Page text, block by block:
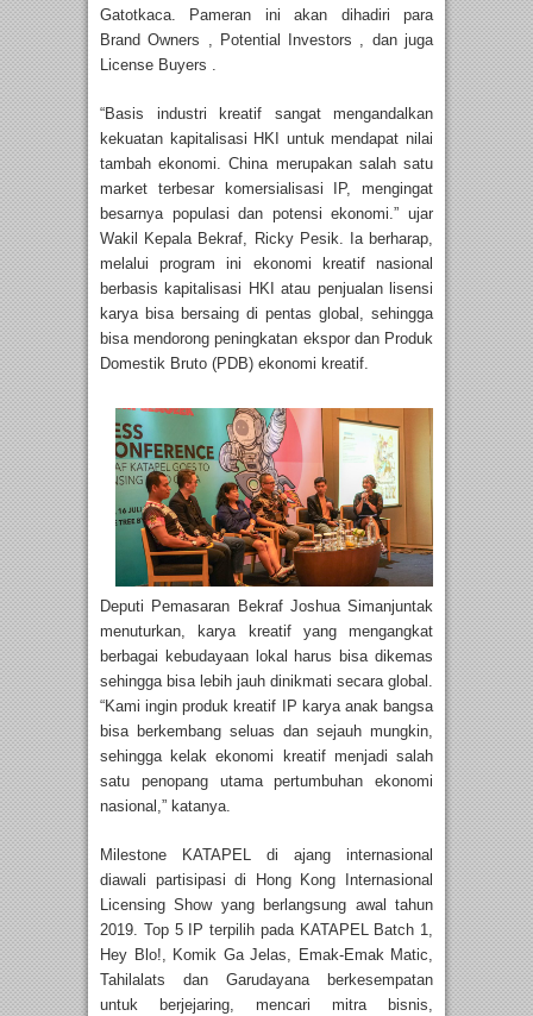
Gatotkaca. Pameran ini akan dihadiri para
Brand Owners , Potential Investors , dan juga
License Buyers .
“Basis industri kreatif sangat mengandalkan
kekuatan kapitalisasi HKI untuk mendapat nilai
tambah ekonomi. China merupakan salah satu
market terbesar komersialisasi IP, mengingat
besarnya populasi dan potensi ekonomi.” ujar
Wakil Kepala Bekraf, Ricky Pesik. Ia berharap,
melalui program ini ekonomi kreatif nasional
berbasis kapitalisasi HKI atau penjualan lisensi
karya bisa bersaing di pentas global, sehingga
bisa mendorong peningkatan ekspor dan Produk
Domestik Bruto (PDB) ekonomi kreatif.
Deputi Pemasaran Bekraf Joshua Simanjuntak
menuturkan, karya kreatif yang mengangkat
berbagai kebudayaan lokal harus bisa dikemas
sehingga bisa lebih jauh dinikmati secara global.
“Kami ingin produk kreatif IP karya anak bangsa
bisa berkembang seluas dan sejauh mungkin,
sehingga kelak ekonomi kreatif menjadi salah
satu penopang utama pertumbuhan ekonomi
nasional,” katanya.
Milestone KATAPEL di ajang internasional
diawali partisipasi di Hong Kong Internasional
Licensing Show yang berlangsung awal tahun
2019. Top 5 IP terpilih pada KATAPEL Batch 1,
Hey Blo!, Komik Ga Jelas, Emak-Emak Matic,
Tahilalats dan Garudayana berkesempatan
untuk berjejaring, mencari mitra bisnis,